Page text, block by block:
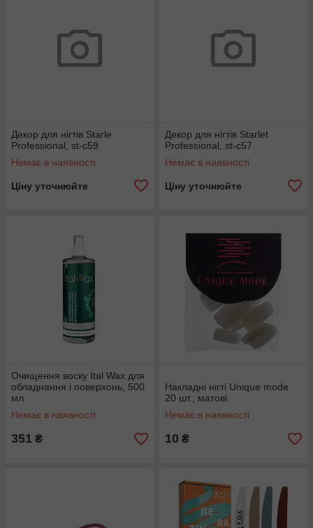
Декор для нігтів Starle
Professional, st-c59
Немає в наявності
Ціну уточнюйте
Декор для нігтів Starlet
Professional, st-c57
Немає в наявності
Ціну уточнюйте
Очищення воску Ital Wax для
обладнання і поверхонь, 500
мл
Немає в наявності
351 ₴
Накладні нігті Unique mode
20 шт., матові
Немає в наявності
10 ₴